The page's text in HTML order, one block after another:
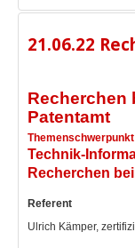
Recherchen
Patentamt
Themenschwerpunkt
Technik-
Recherchen
Referent
Ulrich Kämper,